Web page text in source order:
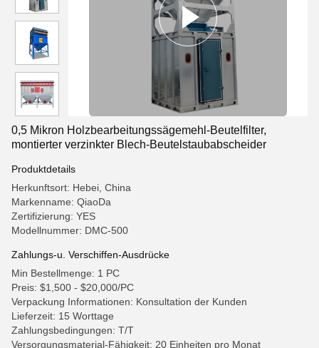
0,5 Mikron Holzbearbeitungssägemehl-Beutelfilter,
montierter verzinkter Blech-Beutelstaubabscheider
Produktdetails
Herkunftsort: Hebei, China
Markenname: QiaoDa
Zertifizierung: YES
Modellnummer: DMC-500
Zahlungs-u. Verschiffen-Ausdrücke
Min Bestellmenge: 1 PC
Preis: $1,500 - $20,000/PC
Verpackung Informationen: Konsultation der Kunden
Lieferzeit: 15 Worttage
Zahlungsbedingungen: T/T
Versorgungsmaterial-Fähigkeit: 20 Einheiten pro Monat